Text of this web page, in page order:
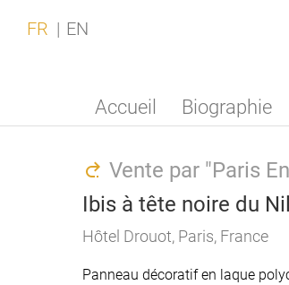
Accueil Biographie
FR EN
Vente par "Paris
Ibis à tête noire du
Hôtel Drouot, Paris, France
Panneau décoratif en laque